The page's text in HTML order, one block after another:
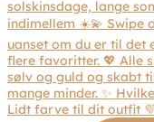
Lidt farve til dit outfit